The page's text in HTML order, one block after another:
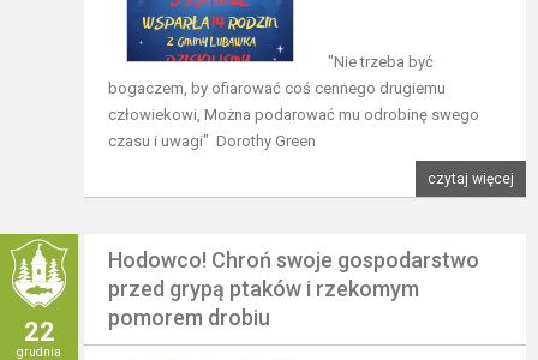
"Nie trzeba być
bogaczem, by ofiarować coś cennego drugiemu
człowiekowi, Można podarować mu odrobinę swego
czasu i uwagi" Dorothy Green
czytaj więcej
22
grudnia
Hodowco! Chroń swoje gospodarstwo
przed grypą ptaków i rzekomym
pomorem drobiu